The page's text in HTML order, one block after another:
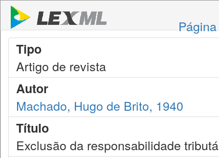
Tipo
Artigo de revista
Autor
Machado, Hugo de Brito, 1940
Título
Exclusão da responsabilidade